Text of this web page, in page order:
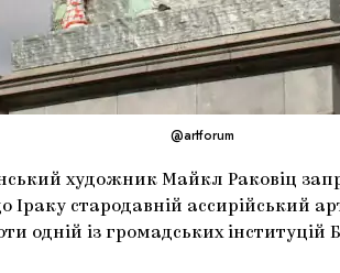
@artforum
художник Майкл Раковіц
Іраку стародавній ассирійський
одній із громадських інституцій